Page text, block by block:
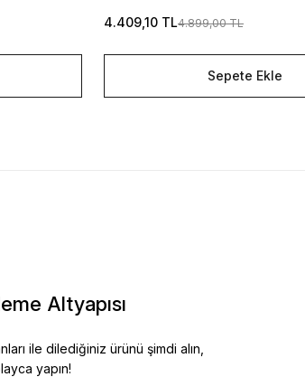
4.409,10 TL4.899,00 TL
Sepete Ekle
Altyapısı
ile dilediğiniz ürünü şimdi alın,
yapın!